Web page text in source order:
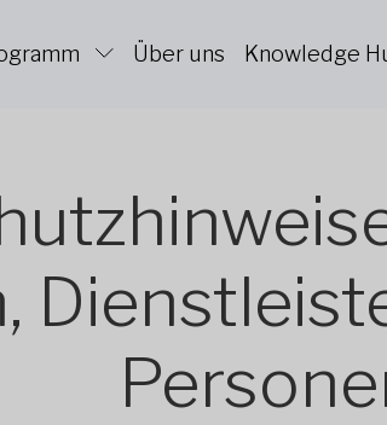
Über uns Knowledge